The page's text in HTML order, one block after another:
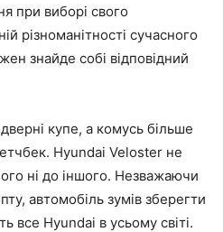
при виборі свого
різноманітності сучасного
знайде собі відповідний
купе, а комусь більше
Hyundai Veloster не
ні до іншого. Незважаючи
автомобіль зумів зберегти
все Hyundai в усьому світі.